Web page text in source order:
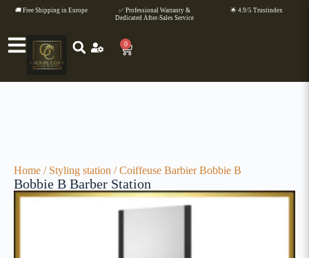
🚚 Free Shipping in Europe
✅ Professional Warranty &
Dedicated After-Sales Service
🌟 4.9/5 Trustindex
0
Home / Styling station / Coiffeuse Barbier Bobbie B
Bobbie B Barber Station